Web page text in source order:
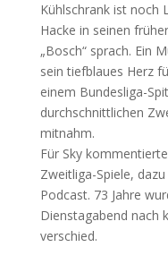
Kühlschrank ist noch
Hacke in seinen
„Bosch“ sprach. Ein
sein tiefblaues Herz
einem Bundesliga-
durchschnittlichen
mitnahm.
Für Sky
Zweitliga-Spiele,
Podcast. 73 Jahre
Dienstagabend nach
verschied.